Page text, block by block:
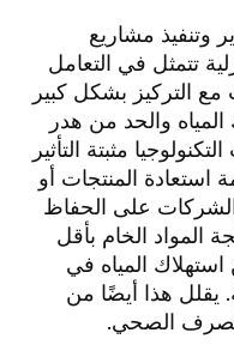
وتنفيذ مشاريع
تتمثل في التعامل
التركيز بشكل كبير
والحد من هدر
مثبتة التأثير
استعادة المنتجات أو
على الحفاظ
المواد الخام بأقل
المياه في
يقلل هذا أيضًا من
الصرف الصحي.